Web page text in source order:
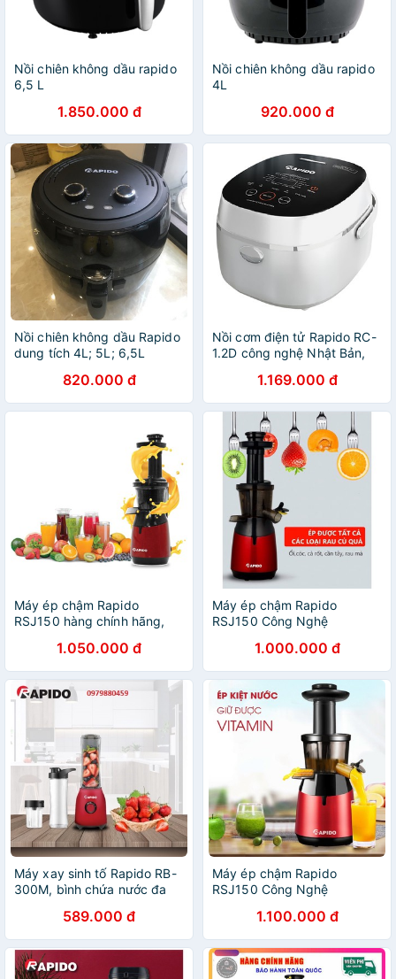
Nồi chiên không dầu rapido
6,5 L
1.850.000 đ
Nồi chiên không dầu rapido
4L
920.000 đ
Nồi chiên không dầu Rapido
dung tích 4L; 5L; 6,5L
820.000 đ
Nồi cơm điện tử Rapido RC-
1.2D công nghệ Nhật Bản,
500W - Hàng chính hãng-
BH 12 tháng)
1.169.000 đ
Máy ép chậm Rapido
RSJ150 hàng chính hãng,
1.050.000 đ
Máy ép chậm Rapido
RSJ150 Công Nghệ
12 tháng ) (tsale sốc) (thanh
lý)
1.000.000 đ
Máy xay sinh tố Rapido RB-
300M, bình chứa nước đa
589.000 đ
Máy ép chậm Rapido
RSJ150 Công Nghệ
12 tháng )1.100.000 đ